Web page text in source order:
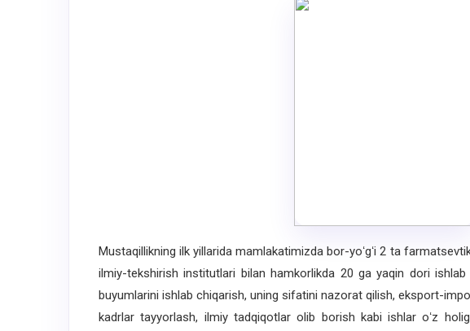
Mustaqillikning ilk yillarida mamlakatimizda bor-yoʻgʻi 2 ta
ilmiy-tekshirish institutlari bilan hamkorlikda 20 ga yaqin dori
buyumlarini ishlab chiqarish, uning sifatini nazorat qilish, eksport-
kadrlar tayyorlash, ilmiy tadqiqotlar olib borish kabi ishlar oʻz